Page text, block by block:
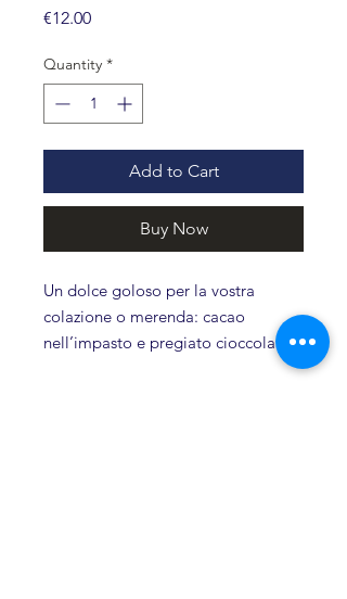
€12.00Price
Quantity *
Add to Cart
Buy Now
Un dolce goloso per la vostra
colazione o merenda: cacao
nell’impasto e pregiato cioccolato